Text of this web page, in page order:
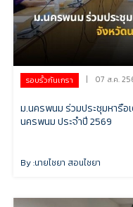
รอบรั้วกันเกรา | 07 ส.ค.
ม.นครพนม ร่วมประชุมหารือ
นครพนม ประจำปี 2569
By :นายไชยา สอนไชยา